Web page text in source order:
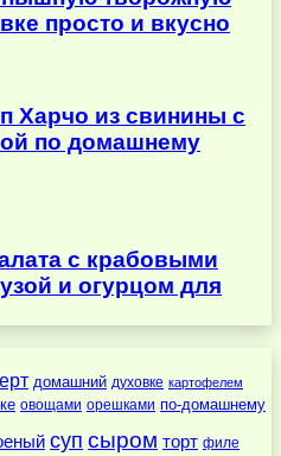
просто и вкусно
Харчо из свинины с
по домашнему
с крабовыми
и огурцом для
домашний духовке картофелем
овощами орешками по-домашнему
суп сыром торт филе